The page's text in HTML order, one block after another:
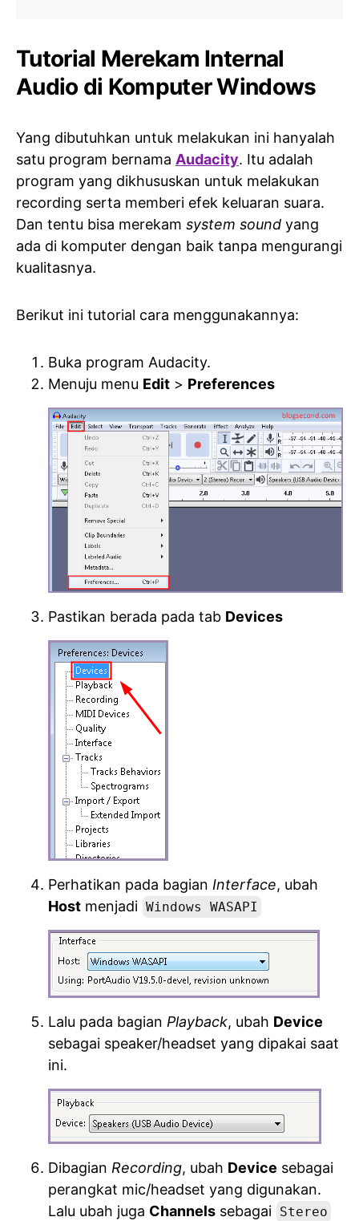
Tutorial Merekam Internal
Audio di Komputer Windows
Yang dibutuhkan untuk melakukan ini hanyalah
satu program bernama Audacity. Itu adalah
program yang dikhususkan untuk melakukan
recording serta memberi efek keluaran suara.
Dan tentu bisa merekam system sound yang
ada di komputer dengan baik tanpa mengurangi
kualitasnya.
Berikut ini tutorial cara menggunakannya:
Buka program Audacity.
Menuju menu Edit > Preferences
Pastikan berada pada tab Devices
Perhatikan pada bagian Interface, ubah
Host menjadi Windows WASAPI
Lalu pada bagian Playback, ubah Device
sebagai speaker/headset yang dipakai saat
ini.
Dibagian Recording, ubah Device sebagai
perangkat mic/headset yang digunakan.
Lalu ubah juga Channels sebagai Stereo